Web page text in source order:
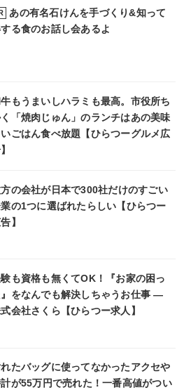
あの有名石けんを手づくり&知って
る食のお話し会あるよ
もうまいしハラミも最高。市役所ち
「焼肉じゅん」のランチはあの美味
いごはん食べ放題【ひらつーグルメ広
の会社が日本で300社だけのすごい
の1つに選ばれたらしい【ひらつー
】
も資格も無くてOK！『お家の困っ
をなんでも解決しちゃうお仕事 ―
会社さくら【ひらつー求人】
たバッグに使ってなかったアクセや
が55万円で売れた！一番高値がつい